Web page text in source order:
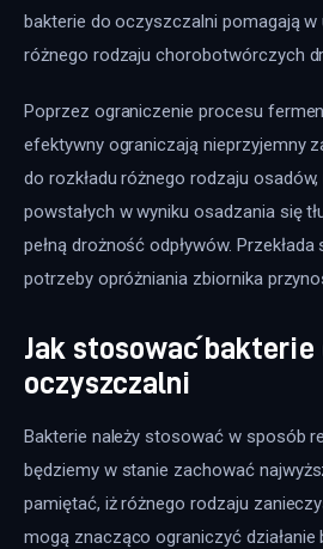
bakterie do oczyszczalni pomagają
różnego rodzaju chorobotwórczych
Poprzez ograniczenie procesu
efektywny ograniczają nieprzyjemny
do rozkładu różnego rodzaju
powstałych w wyniku osadzania się
pełną drożność odpływów.
potrzeby opróżniania zbiornika
Jak stosować bakterie
oczyszczalni
Bakterie należy stosować w sposób
będziemy w stanie zachować
pamiętać, iż różnego rodzaju
mogą znacząco ograniczyć działanie